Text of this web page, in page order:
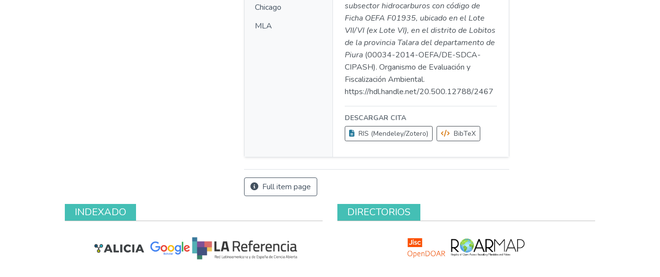
Chicago
MLA
subsector hidrocarburos con código de
Ficha OEFA F01935, ubicado en el Lote
VII/VI (ex Lote VI), en el distrito de Lobitos
de la provincia Talara del departamento de
Piura (00034-2014-OEFA/DE-SDCA-
CIPASH). Organismo de Evaluación y
Fiscalización Ambiental.
https://hdl.handle.net/20.500.12788/2467
DESCARGAR CITA
RIS (Mendeley/Zotero)
BibTeX
Full item page
INDEXADO DIRECTORIOS